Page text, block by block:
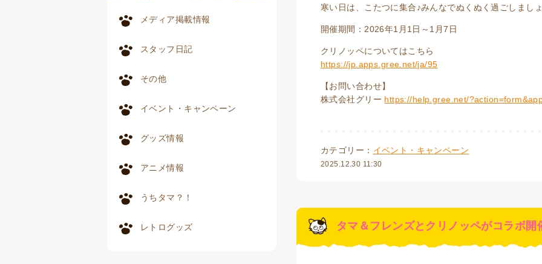
メディア掲載情報
スタッフ日記
その他
イベント・キャンペーン
グッズ情報
アニメ情報
うちタマ？！
レトログッズ
寒い日は、こたつに集合♪みんなでぬくぬく過ごしまし
開催期間：2026年1月1日～1月7日
クリノッペについてはこちら
https://jp.apps.gree.net/ja/95
【お問い合わせ】
株式会社グリー https://help.gree.net/
カテゴリー： イベント・キャンペーン
2025.12.30 11:30
タマ＆フレンズとクリノッペがコラボ開